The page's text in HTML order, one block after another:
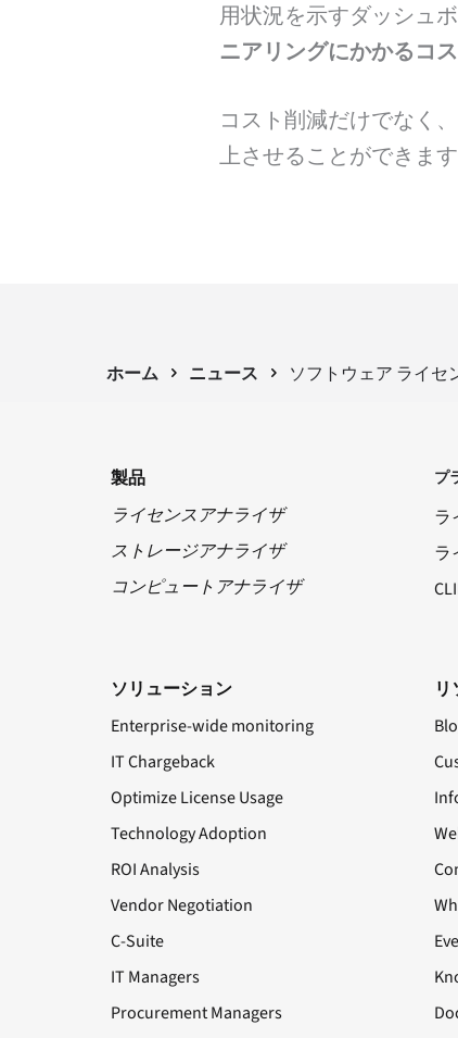
用状況を示すダッシュ
ニアリングにかかるコ
コスト削減だけでなく
上させることができま
ホーム ニュース ソフトウェア ライセ
製品
ライセンスアナライザ
ストレージアナライザ
コンピュートアナライザ
プ
ラ
ラ
ソリューション
Enterprise-wide monitoring
IT Chargeback
Optimize License Usage
Technology Adoption
ROI Analysis
Vendor Negotiation
C-Suite
IT Managers
Procurement Managers
リ